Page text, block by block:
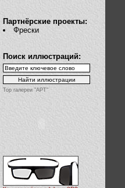
Партнёрские проекты:
Фрески
Поиск иллюстраций:
Top галереи "АРТ"